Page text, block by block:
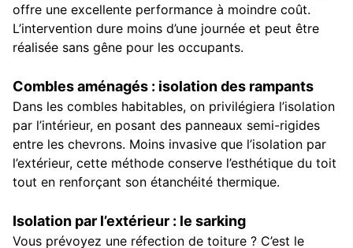
offre une excellente performance à moindre coût.
L’intervention dure moins d’une journée et peut être
réalisée sans gêne pour les occupants.
Combles aménagés : isolation des rampants
Dans les combles habitables, on privilégiera l’isolation
par l’intérieur, en posant des panneaux semi-rigides
entre les chevrons. Moins invasive que l’isolation par
l’extérieur, cette méthode conserve l’esthétique du toit
tout en renforçant son étanchéité thermique.
Isolation par l’extérieur : le sarking
Vous prévoyez une réfection de toiture ? C’est le